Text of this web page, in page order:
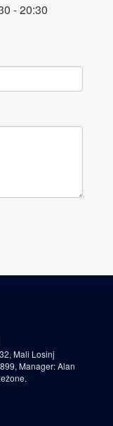
- 20:30
Mali Losinj
Manager: Alan